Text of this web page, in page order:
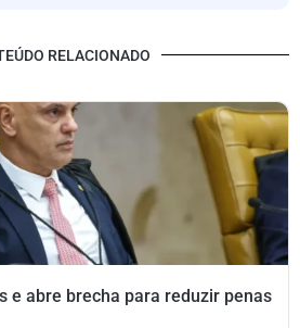
RELACIONADO
e abre brecha para reduzir penas